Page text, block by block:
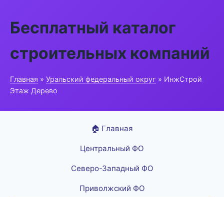
Бесплатный каталог
строительных компаний
Главная » Уральский федеральный округ » ИнжСтрой
Этаж Дерево
🏠 Главная
Центральный ФО
Северо-Западный ФО
Приволжский ФО